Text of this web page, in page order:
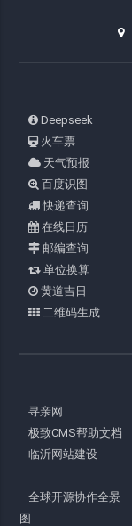
Deepseek
火车票
天气预报
百度识图
快递查询
在线日历
邮编查询
单位换算
黄道吉日
二维码生成
寻亲网
极致CMS帮助文档
临沂网站建设
全球开源协作全景
图